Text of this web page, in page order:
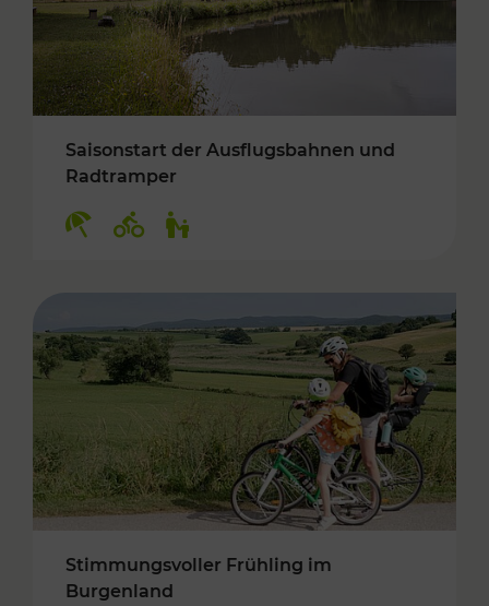
Saisonstart der Ausflugsbahnen und
Radtramper
Stimmungsvoller Frühling im
Burgenland